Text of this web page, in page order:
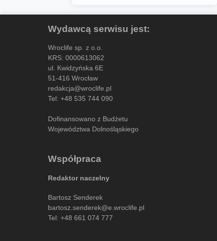
Wydawcą serwisu jest:
Wroclife sp. z o.o.
KRS: 0000613062
ul. Kwidzyńska 6E
51-416 Wrocław
redakcja@wroclife.pl
Tel: +48 535 744 090
Dofinansowano z Budżetu
Województwa Dolnośląskiego
Współpraca
Redaktor naczelny
Bartosz Senderek
bartosz.senderek@e.wroclife.pl
Tel: +48 661 074 777